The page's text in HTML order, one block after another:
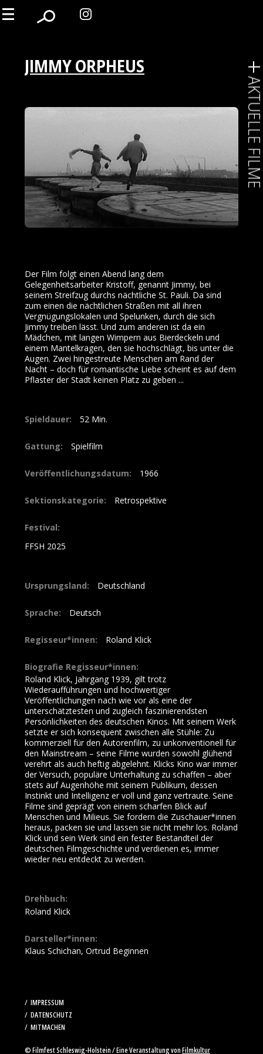
JIMMY ORPHEUS
Der Film folgt einen Abend lang dem
Gelegenheitsarbeiter Kristoff, genannt Jimmy, bei
seinem Streifzug durchs nächtliche St. Pauli. Da sind
zum einen die nächtlichen Straßen mit all ihren
Vergnügungslokalen und Spelunken, durch die sich
Jimmy treiben lässt. Und zum anderen ist da ein
Mädchen, mit langen Wimpern aus Bierdeckeln und
einem Mantelkragen, den sie hochschlägt, bis unter die
Augen. Zwei hingestreute Menschen am Rand der
Nacht – doch für romantische Liebe scheint es auf dem
Pflaster der Stadt keinen Platz zu geben ...
Spieldauer: 52
Gattung: Spielfilm
Veröffentlichungsdatum: 1966
Sektionskategorie: Retrospektive
Festival:
FFSH 2025
Ursprungsland: Deutschland
Sprache: Deutsch
Regisseur*innen: Roland Klick
Biografie Regisseur*innen:
Roland Klick, Jahrgang 1939, gilt trotz
Wiederaufführungen und hochwertiger
Veröffentlichungen nach wie vor als eine der
unterschätztesten und zugleich faszinierendsten
Persönlichkeiten des deutschen Kinos. Mit seinem Werk
setzte er sich konsequent zwischen alle Stühle: Zu
kommerziell für den Autorenfilm, zu unkonventionell für
den Mainstream – seine Filme wurden sowohl glühend
verehrt als auch heftig abgelehnt. Klicks Kino war immer
der Versuch, populäre Unterhaltung zu schaffen – aber
stets auf Augenhöhe mit seinem Publikum, dessen
Instinkt und Intelligenz er voll und ganz vertraute. Seine
Filme sind geprägt von einem scharfen Blick auf
Menschen und Milieus. Sie fordern die Zuschauer*innen
heraus, packen sie und lassen sie nicht mehr los. Roland
Klick und sein Werk sind ein fester Bestandteil der
deutschen Filmgeschichte und verdienen es, immer
wieder neu entdeckt zu werden.
Drehbuch:
Roland Klick
Darsteller*innen:
Klaus Schichan, Ortrud Beginnen
IMPRESSUM
DATENSCHUTZ
MITMACHEN
© Filmfest Schleswig-Holstein / Eine Veranstaltung vonFilmkultur